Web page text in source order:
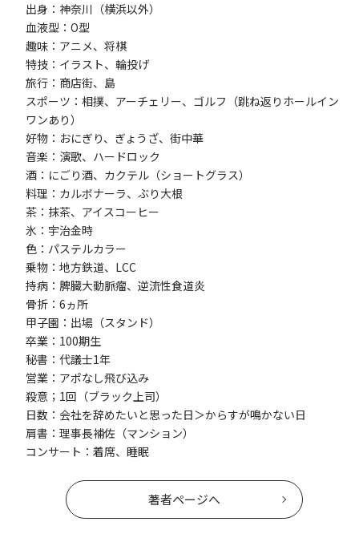
出身：神奈川（横浜以外）
血液型：O型
趣味：アニメ、将棋
特技：イラスト、輪投げ
旅行：商店街、島
スポーツ：相撲、アーチェリー、ゴルフ（跳ね返りホールイン
ワンあり）
好物：おにぎり、ぎょうざ、街中華
音楽：演歌、ハードロック
酒：にごり酒、カクテル（ショートグラス）
料理：カルボナーラ、ぶり大根
茶：抹茶、アイスコーヒー
氷：宇治金時
色：パステルカラー
乗物：地方鉄道、LCC
持病：脾臓大動脈瘤、逆流性食道炎
骨折：6ヵ所
甲子園：出場（スタンド）
卒業：100期生
秘書：代議士1年
営業：アポなし飛び込み
殺意；1回（ブラック上司）
日数：会社を辞めたいと思った日＞からすが鳴かない日
肩書：理事長補佐（マンション）
コンサート：着席、睡眠
著者ページへ